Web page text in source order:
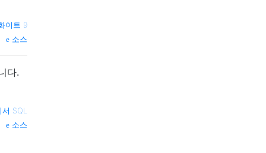
이트 9
소스
다.
서 SQL
소스